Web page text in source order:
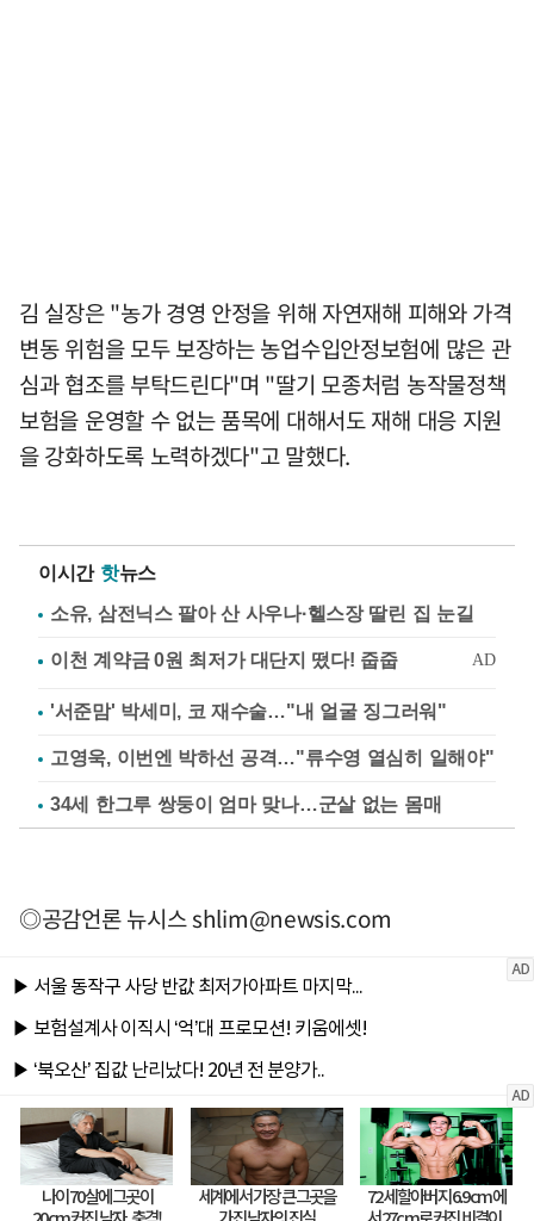
김 실장은 "농가 경영 안정을 위해 자연재해 피해와 가격
변동 위험을 모두 보장하는 농업수입안정보험에 많은 관
심과 협조를 부탁드린다"며 "딸기 모종처럼 농작물정책
보험을 운영할 수 없는 품목에 대해서도 재해 대응 지원
을 강화하도록 노력하겠다"고 말했다.
이시간 핫뉴스
소유, 삼전닉스 팔아 산 사우나·헬스장 딸린 집 눈길
'서준맘' 박세미, 코 재수술…"내 얼굴 징그러워"
고영욱, 이번엔 박하선 공격…"류수영 열심히 일해야"
34세 한그루 쌍둥이 엄마 맞나…군살 없는 몸매
◎공감언론 뉴시스shlim@newsis.com